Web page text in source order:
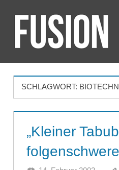
Inhalt
springenFUSION
SCHLAGWORT:
„Kleiner